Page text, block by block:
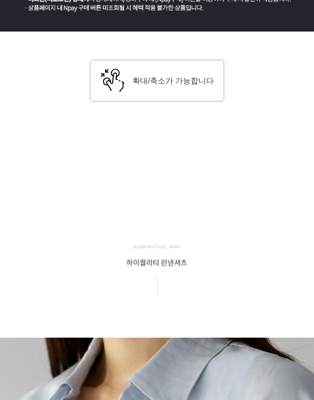
확대/축소가 가능합니다